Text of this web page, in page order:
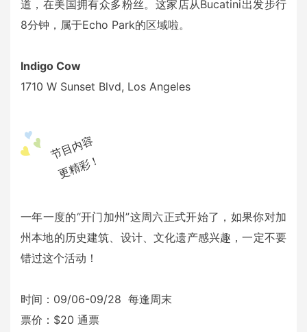
道，在美国拥有众多粉丝。这家店从Bucatini出发步行
8分钟，属于Echo Park的区域啦。
Indigo Cow
1710 W Sunset Blvd, Los Angeles
节目内容
更精彩！
一年一度的“开门加州”这周六正式开始了，如果你对加
州本地的历史建筑、设计、文化遗产感兴趣，一定不要
错过这个活动！
时间：09/06-09/28 每逢周末
票价：$20 通票